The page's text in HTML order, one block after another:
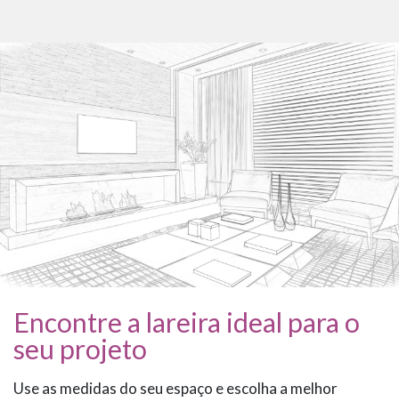
Encontre a lareira ideal para o
seu projeto
Use as medidas do seu espaço e escolha a melhor